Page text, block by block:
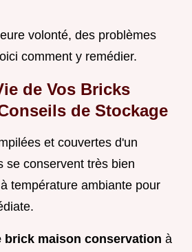
volonté, des problèmes
comment y remédier.
de Vos Bricks
de Stockage
et couvertes d'un
se conservent très bien
température ambiante pour
brick maison conservation à